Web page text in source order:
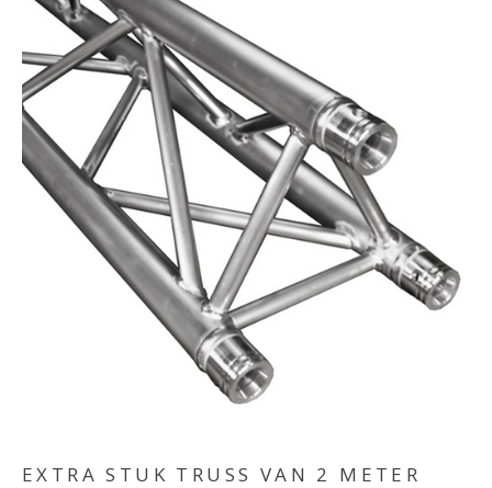
EXTRA STUK TRUSS VAN 2 METER